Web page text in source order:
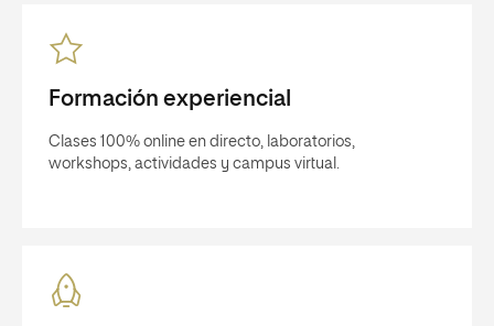
Formación experiencial
Clases 100% online en directo, laboratorios,
workshops, actividades y campus virtual.